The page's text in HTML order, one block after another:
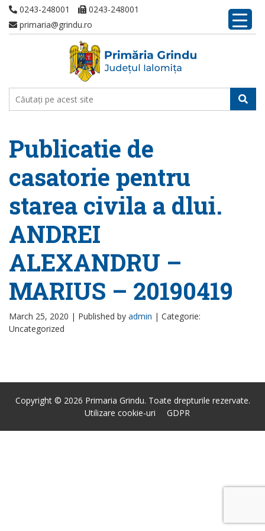
0243-248001
0243-248001
primaria@grindu.ro
Publicatie de
casatorie pentru
starea civila a dlui.
ANDREI
ALEXANDRU –
MARIUS – 20190419
March 25, 2020 | Published by admin | Categorie:
Uncategorized
Copyright © 2026 Primaria Grindu. Toate drepturile rezervate.
Utilizare cookie-uri
GDPR